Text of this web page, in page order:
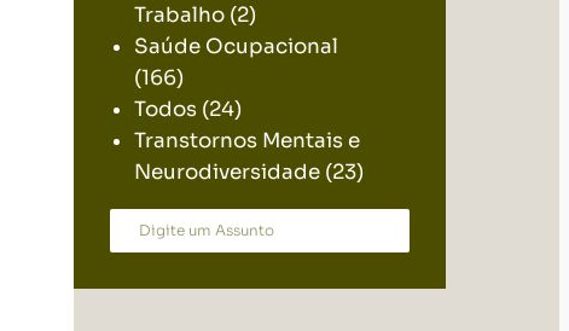
Trabalho (2)
Saúde Ocupacional
(166)
Todos (24)
Transtornos Mentais e
Neurodiversidade (23)